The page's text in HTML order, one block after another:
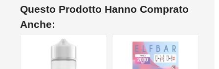
Questo Prodotto Hanno Comprato
Anche: